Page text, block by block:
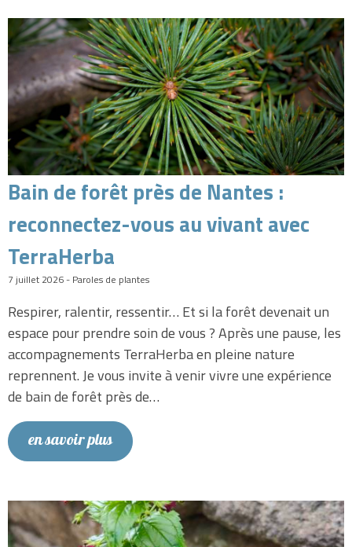
Bain de forêt près de Nantes :
reconnectez-vous au vivant avec
TerraHerba
7 juillet 2026 - Paroles de plantes
Respirer, ralentir, ressentir… Et si la forêt devenait un
espace pour prendre soin de vous ? Après une pause, les
accompagnements TerraHerba en pleine nature
reprennent. Je vous invite à venir vivre une expérience
de bain de forêt près de…
en savoir plus